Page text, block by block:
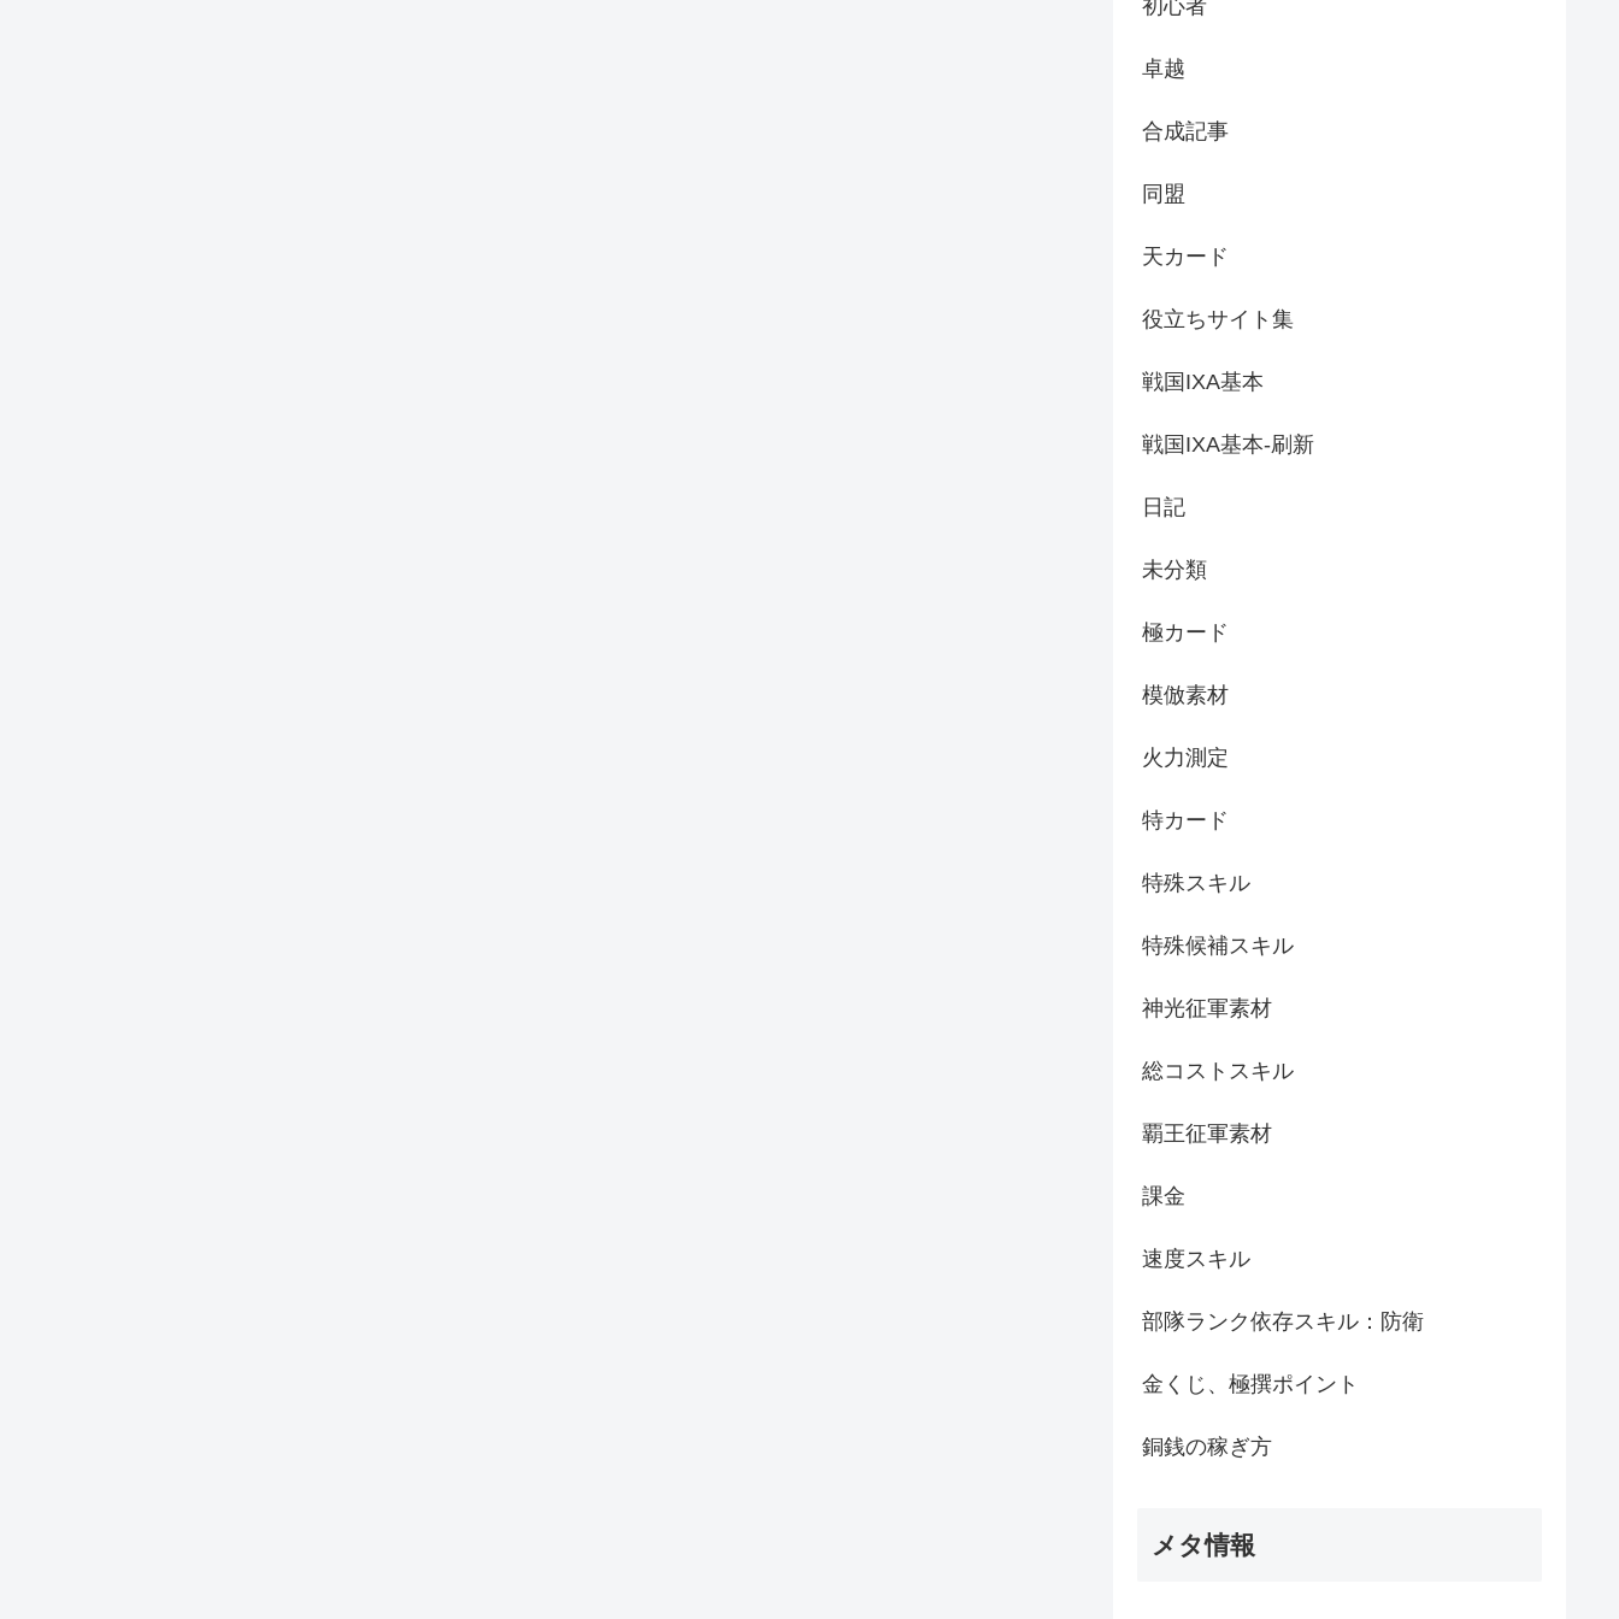
初心者
卓越
合成記事
同盟
天カード
役立ちサイト集
戦国IXA基本
戦国IXA基本-刷新
日記
未分類
極カード
模倣素材
火力測定
特カード
特殊スキル
特殊候補スキル
神光征軍素材
総コストスキル
覇王征軍素材
課金
速度スキル
部隊ランク依存スキル：防衛
金くじ、極撰ポイント
銅銭の稼ぎ方
メタ情報